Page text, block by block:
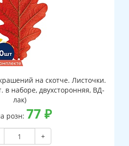
на скотче. Листочки.
в наборе, двухсторонняя, ВД-
лак)
розн: 77 ₽
+